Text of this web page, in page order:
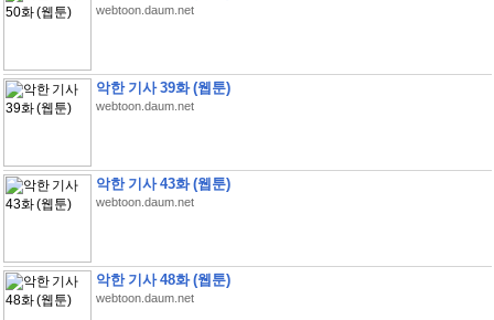
webtoon.daum.net
악한 기사 39화 (웹툰)
webtoon.daum.net
악한 기사 43화 (웹툰)
webtoon.daum.net
악한 기사 48화 (웹툰)
webtoon.daum.net